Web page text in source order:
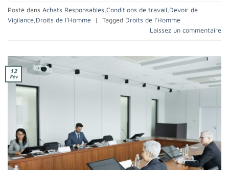
Posté dans Achats Responsables,Conditions de travail,Devoir de
Vigilance,Droits de l'Homme | Tagged Droits de l’Homme
Laissez un commentaire
12
Fév